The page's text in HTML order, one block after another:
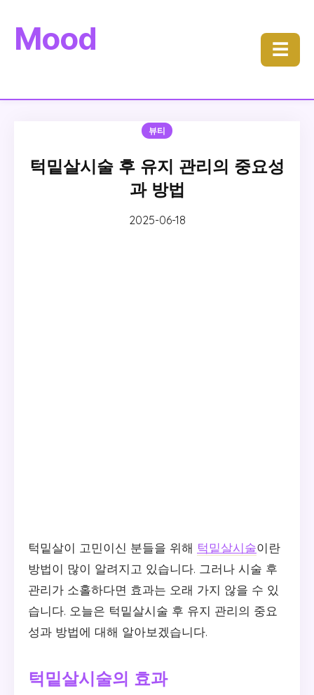
Mood ☰
뷰티
턱밑살시술 후 유지 관리의 중요성
과 방법
2025-06-18
턱밑살이 고민이신 분들을 위해 턱밑살시술이란
방법이 많이 알려지고 있습니다. 그러나 시술 후
관리가 소홀하다면 효과는 오래 가지 않을 수 있
습니다. 오늘은 턱밑살시술 후 유지 관리의 중요
성과 방법에 대해 알아보겠습니다.
턱밑살시술의 효과